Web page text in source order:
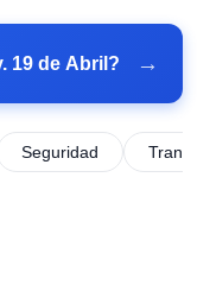
19 de Abril ? →
Seguridad